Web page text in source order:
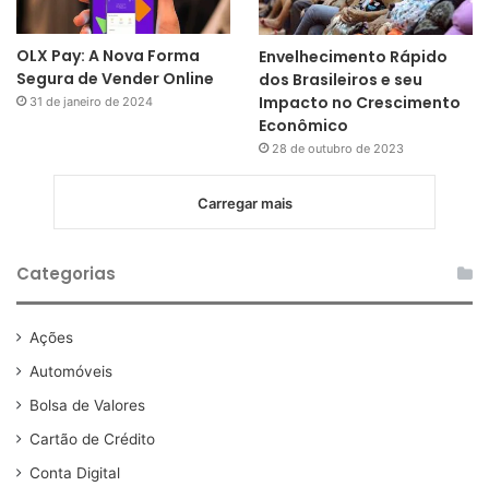
OLX Pay: A Nova Forma
Segura de Vender Online
31 de janeiro de 2024
Envelhecimento Rápido
dos Brasileiros e seu
Impacto no Crescimento
Econômico
28 de outubro de 2023
Carregar mais
Categorias
Ações
Automóveis
Bolsa de Valores
Cartão de Crédito
Conta Digital